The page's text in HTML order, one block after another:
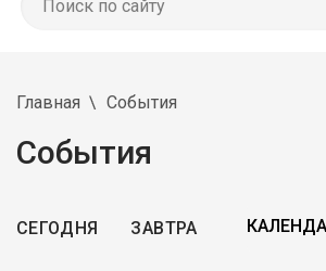
Главная События
События
СЕГОДНЯ ЗАВТРА